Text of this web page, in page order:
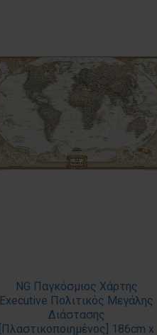
NG Παγκόσμιος Χάρτης
Executive Πολιτικός Μεγάλης
Διάστασης
[Πλαστικοποιημένος] 186cm x